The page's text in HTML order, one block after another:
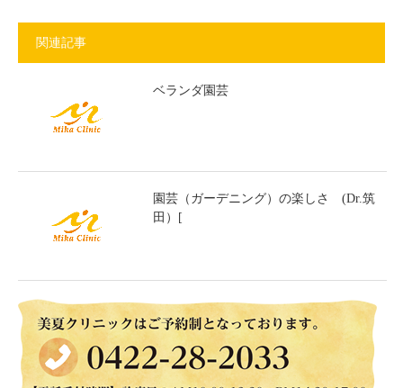
関連記事
ベランダ園芸
園芸（ガーデニング）の楽しさ (Dr.筑
田）[